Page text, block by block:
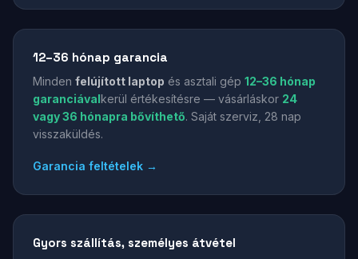
12–36 hónap garancia
Minden felújított laptop és asztali gép 12–36 hónap
garanciávalkerül értékesítésre — vásárláskor 24
vagy 36 hónapra bővíthető. Saját szerviz, 28 nap
visszaküldés.
Garancia feltételek →
Gyors szállítás, személyes átvétel